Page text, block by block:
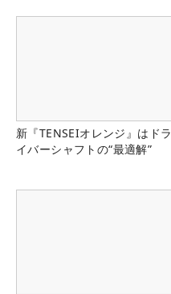
新『TENSEIオレンジ』はドラ
イバーシャフトの“最適解”